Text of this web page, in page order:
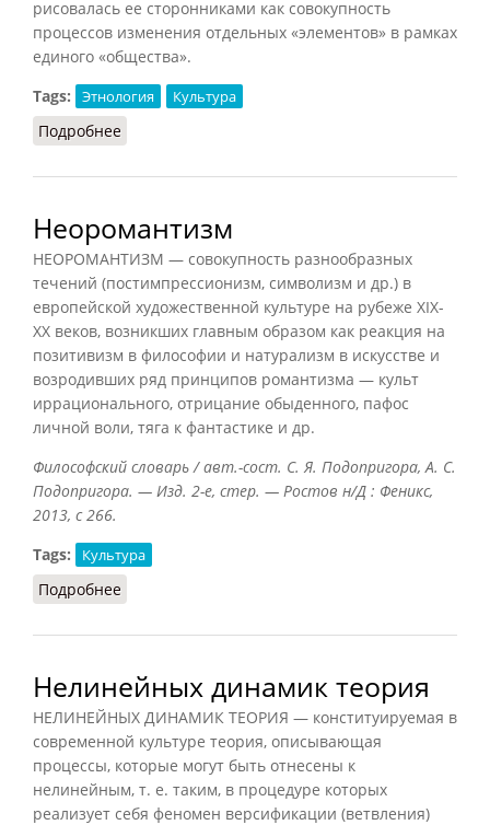
рисовалась ее сторонниками как совокупность
процессов изменения отдельных «элементов» в рамках
единого «общества».
Tags:
Этнология Культура
Подробнее
Неоромантизм
НЕОРОМАНТИЗМ — совокупность разнообразных
течений (постимпрессионизм, символизм и др.) в
европейской художественной культуре на рубеже XIX-
XX веков, возникших главным образом как реакция на
позитивизм в философии и натурализм в искусстве и
возродивших ряд принципов романтизма — культ
иррационального, отрицание обыденного, пафос
личной воли, тяга к фантастике и др.
Философский словарь / авт.-сост. С. Я. Подопригора, А. С.
Подопригора. — Изд. 2-е, стер. — Ростов н/Д : Феникс,
2013, с 266.
Tags:
Культура
Подробнее
Нелинейных динамик теория
НЕЛИНЕЙНЫХ ДИНАМИК ТЕОРИЯ — конституируемая в
современной культуре теория, описывающая
процессы, которые могут быть отнесены к
нелинейным, т. е. таким, в процедуре которых
реализует себя феномен версификации (ветвления)